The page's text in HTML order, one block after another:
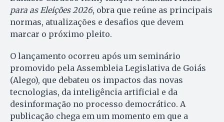
para as Eleições 2026, obra que reúne as principais
normas, atualizações e desafios que devem
marcar o próximo pleito.
O lançamento ocorreu após um seminário
promovido pela Assembleia Legislativa de Goiás
(Alego), que debateu os impactos das novas
tecnologias, da inteligência artificial e da
desinformação no processo democrático. A
publicação chega em um momento em que a